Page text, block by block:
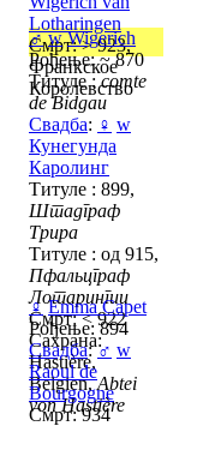
Lotharingen
Смрт: > 923,
Франкское
Королевство
♂ w Wigerich
Рођење: ~ 870
Титуле :comte
de Bidgau
Свадба: ♀ w
Кунегунда
Каролинг
Титуле : 899,
Штадграф
Трира
Титуле : од 915,
Пфальцграф
Лотарингии
Смрт: < 922
Сахрана:
Hastière,
Belgien,Abtei
von Hastière
♀ Emma Capet
Рођење: 894
Свадба:♂ w
Raoul de
Bourgogne
Смрт: 934